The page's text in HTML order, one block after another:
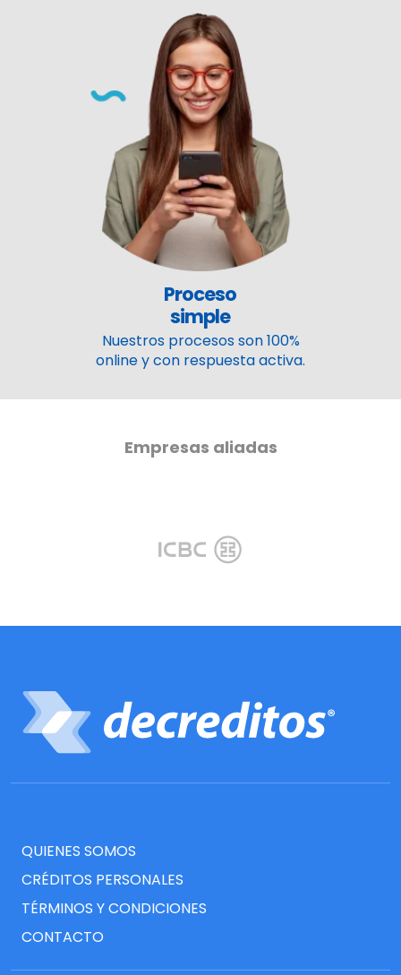
Proceso
simple
Nuestros procesos son 100%
online y con respuesta activa.
Empresas aliadas
QUIENES SOMOS
CRÉDITOS PERSONALES
TÉRMINOS Y CONDICIONES
CONTACTO